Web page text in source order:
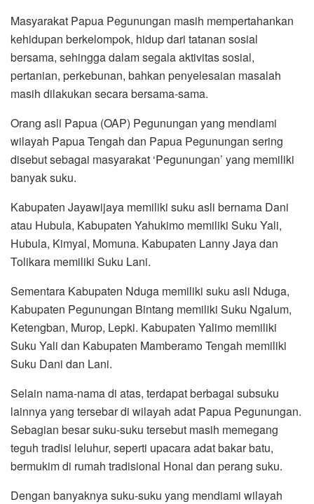
Masyarakat Papua Pegunungan masih mempertahankan
kehidupan berkelompok, hidup dari tatanan sosial
bersama, sehingga dalam segala aktivitas sosial,
pertanian, perkebunan, bahkan penyelesaian masalah
masih dilakukan secara bersama-sama.
Orang asli Papua (OAP) Pegunungan yang mendiami
wilayah Papua Tengah dan Papua Pegunungan sering
disebut sebagai masyarakat ‘Pegunungan’ yang memiliki
banyak suku.
Kabupaten Jayawijaya memiliki suku asli bernama Dani
atau Hubula, Kabupaten Yahukimo memiliki Suku Yali,
Hubula, Kimyal, Momuna. Kabupaten Lanny Jaya dan
Tolikara memiliki Suku Lani.
Sementara Kabupaten Nduga memiliki suku asli Nduga,
Kabupaten Pegunungan Bintang memiliki Suku Ngalum,
Ketengban, Murop, Lepki. Kabupaten Yalimo memiliki
Suku Yali dan Kabupaten Mamberamo Tengah memiliki
Suku Dani dan Lani.
Selain nama-nama di atas, terdapat berbagai subsuku
lainnya yang tersebar di wilayah adat Papua Pegunungan.
Sebagian besar suku-suku tersebut masih memegang
teguh tradisi leluhur, seperti upacara adat bakar batu,
bermukim di rumah tradisional Honai dan perang suku.
Dengan banyaknya suku-suku yang mendiami wilayah